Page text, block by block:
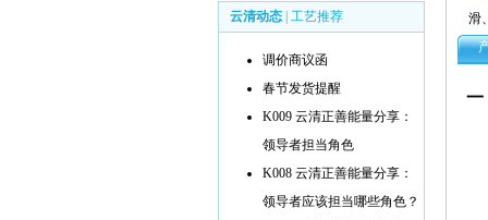
云清动态| 工艺推荐
调价商议函
春节发货提醒
K009 云清正善能量分享：
领导者担当角色
K008 云清正善能量分享：
领导者应该担当哪些角色？
滑
一